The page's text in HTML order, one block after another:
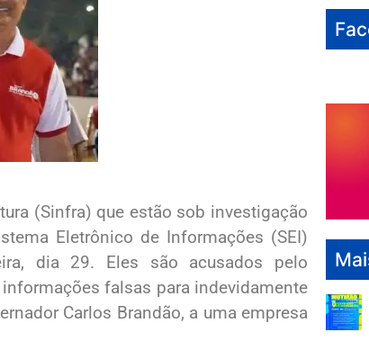
(Sinfra) que estão sob investigação
Eletrônico de Informações (SEI)
dia 29. Eles são acusados pelo
falsas para indevidamente
Carlos Brandão, a uma empresa